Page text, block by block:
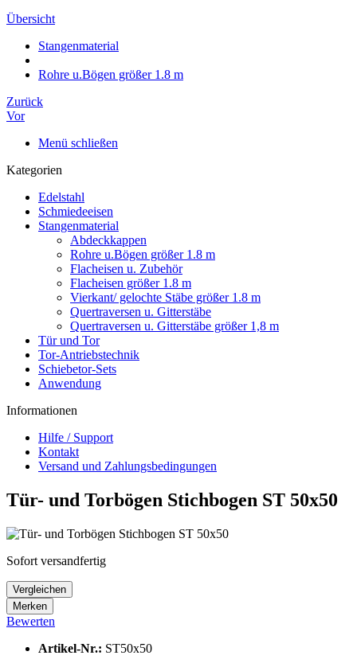
Übersicht
Stangenmaterial
Rohre u.Bögen größer 1.8 m
Zurück
Vor
Menü schließen
Kategorien
Edelstahl
Schmiedeeisen
Stangenmaterial
Abdeckkappen
Rohre u.Bögen größer 1.8 m
Flacheisen u. Zubehör
Flacheisen größer 1.8 m
Vierkant/ gelochte Stäbe größer 1.8 m
Quertraversen u. Gitterstäbe
Quertraversen u. Gitterstäbe größer 1,8 m
Tür und Tor
Tor-Antriebstechnik
Schiebetor-Sets
Anwendung
Informationen
Hilfe / Support
Kontakt
Versand und Zahlungsbedingungen
Tür- und Torbögen Stichbogen ST 50x50
Sofort versandfertig
Vergleichen
Merken
Bewerten
Artikel-Nr.: ST50x50